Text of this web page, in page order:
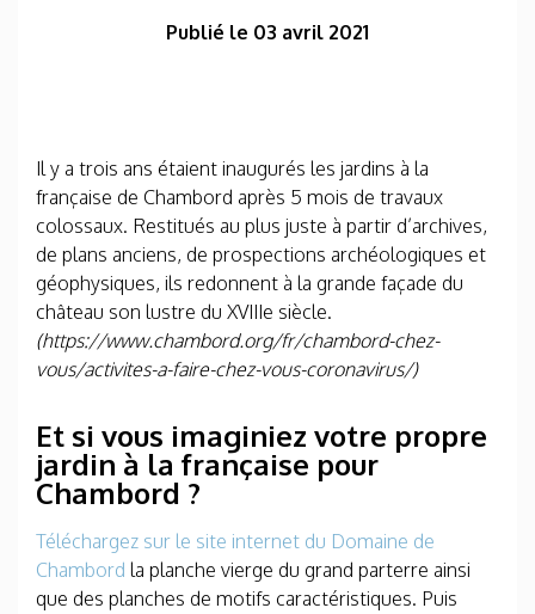
Publié le 03 avril 2021
Il y a trois ans étaient inaugurés les jardins à la
française de Chambord après 5 mois de travaux
colossaux. Restitués au plus juste à partir d’archives,
de plans anciens, de prospections archéologiques et
géophysiques, ils redonnent à la grande façade du
château son lustre du XVIIIe siècle.
(https://www.chambord.org/fr/chambord-chez-
vous/activites-a-faire-chez-vous-coronavirus/)
Et si vous imaginiez votre propre
jardin à la française pour
Chambord ?
Téléchargez sur le site internet du Domaine de
Chambord la planche vierge du grand parterre ainsi
que des planches de motifs caractéristiques. Puis